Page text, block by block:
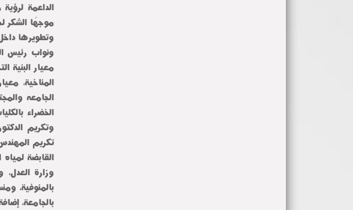
موجهًا الشكر
وتطويرها
ونواب رئيس
معيار البنية
المناخية،
الجامعه
الخضراء
وتكريم
تكريم
القابضة
وزارة العدل،
بالمنوفية،
بالجامعة،